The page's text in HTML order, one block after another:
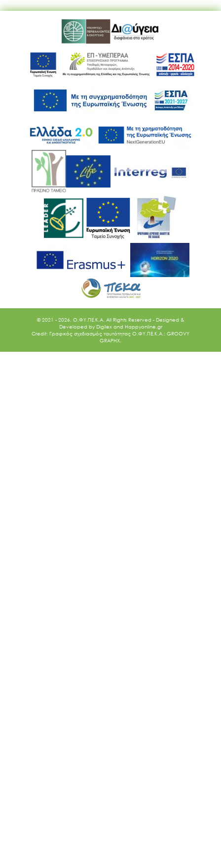
© 2021 - 2026. O.ΦΥ.ΠΕ.Κ.Α. All Rights Reserved - Designed &
Developed by Digilex and Happyonline.gr
Credit: Γραφικός σχεδιασμός ταυτότητας Ο.ΦΥ.ΠΕ.Κ.Α.: GROOVY
GRAPHX.